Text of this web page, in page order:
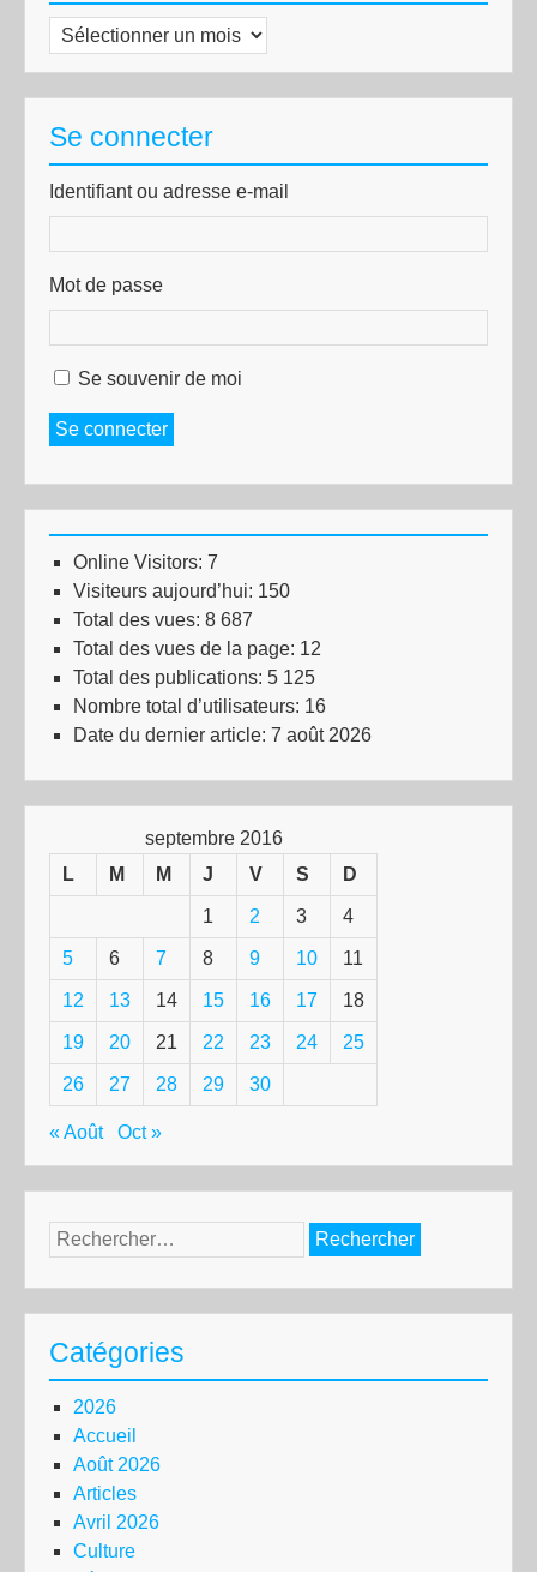
Archives
Se connecter
Identifiant ou adresse e-mail
Mot de passe
Se souvenir de moi
Se connecter
Online Visitors: 7
Visiteurs aujourd’hui: 150
Total des vues: 8 687
Total des vues de la page: 12
Total des publications: 5 125
Nombre total d’utilisateurs: 16
Date du dernier article: 7 août 2026
septembre 2016
L
M M J V S D
1 2 3 4
5 6 7 8 9 10 11
12 13 14 15 16 17 18
19 20 21 22 23 24 25
26 27 28 29 30
« Août Oct »
Rechercher :
Catégories
2026
Accueil
Août 2026
Articles
Avril 2026
Culture